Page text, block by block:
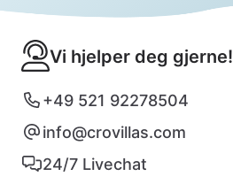
Vi hjelper deg gjerne!
+49 521 92278504
info@crovillas.com
24/7 Livechat